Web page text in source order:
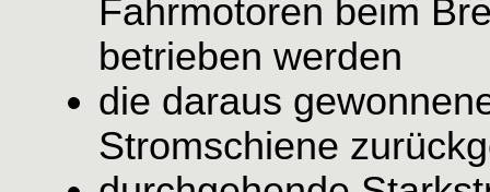
Fahrmotoren beim
betrieben werden
die daraus
Stromschiene